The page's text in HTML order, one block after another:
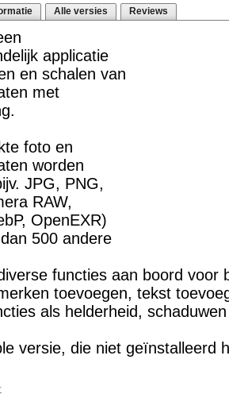
Alle versies Reviews
applicatie
en schalen van
met
foto en
worden
JPG, PNG,
RAW,
OpenEXR)
500 andere
functies aan boord voor
toevoegen, tekst
als helderheid,
versie, die niet geïnstalleerd